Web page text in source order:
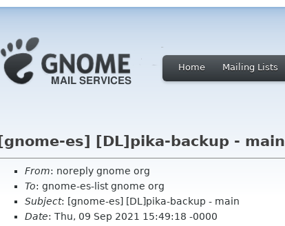
Home Mailing Lists
[gnome-es] [DL]pika-backup - main
From: noreply gnome org
To: gnome-es-list gnome org
Subject: [gnome-es] [DL]pika-backup - main
Date: Thu, 09 Sep 2021 15:49:18 -0000